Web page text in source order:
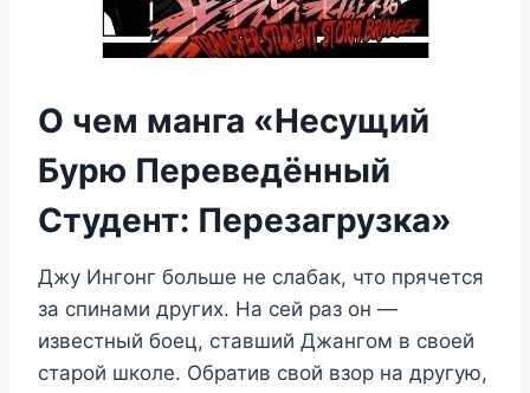
О чем манга «Несущий
Бурю Переведённый
Студент: Перезагрузка»
Джу Ингонг больше не слабак, что прячется
за спинами других. На сей раз он —
известный боец, ставший Джангом в своей
старой школе. Обратив свой взор на другую,